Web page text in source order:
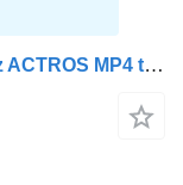
160596129 forlygte til Mercedes-Benz ACTROS MP4 trækker